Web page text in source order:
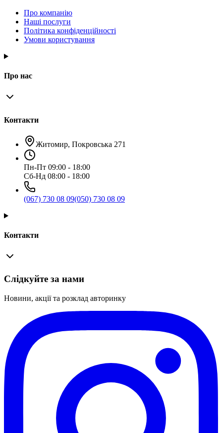
Про компанію
Наші послуги
Політика конфіденційності
Умови користування
Про нас
Контакти
Житомир, Покровська 271
Пн-Пт 09:00 - 18:00
Сб-Нд 08:00 - 18:00
(067) 730 08 09(050) 730 08 09
Контакти
Слідкуйте за нами
Новини, акції та розклад авторинку